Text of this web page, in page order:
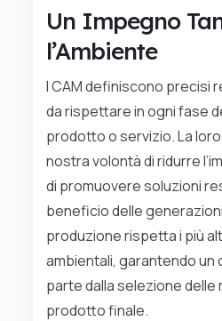
Un Impegno
l’Ambiente
I CAM definiscono precisi
da rispettare in ogni fase
prodotto o servizio. La
nostra volontà di ridurre
di promuovere soluzioni
beneficio delle
produzione rispetta i più
ambientali, garantendo un
parte dalla selezione delle
prodotto finale.